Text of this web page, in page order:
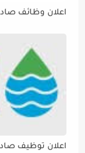
اعلان وظائف صادر
اعلان توظيف